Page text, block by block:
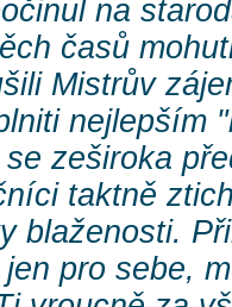
na
časů
Mistrův
nejlepším
zeširoka
taktně
blaženosti.
pro sebe,